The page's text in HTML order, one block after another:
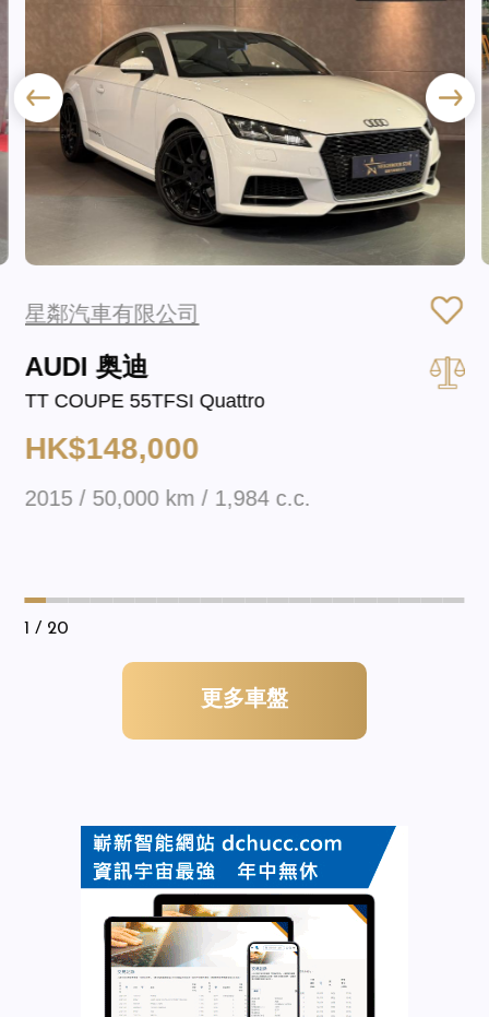
星鄰汽車有限公司
AUDI 奥迪
TT COUPE 55TFSI Quattro
HK$148,000
2015 / 50,000 km / 1,984 c.c.
1 / 20
更多車盤